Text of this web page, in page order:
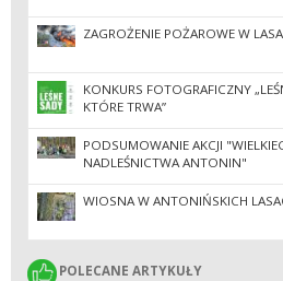
ZAGROŻENIE POŻAROWE W
KONKURS FOTOGRAFICZNY
KTÓRE TRWA”
PODSUMOWANIE AKCJI
NADLEŚNICTWA ANTONIN"
WIOSNA W ANTONIŃSKICH
POLECANE ARTYKUŁY
POLECANE ARTYKUŁY